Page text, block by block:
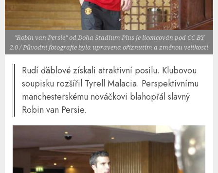
"Robin van Persie" od Doha Stadium Plus je licencován pod CC BY
2.0 / Původní fotografie byla upravena oříznutím a změnou velikosti
Rudí ďáblové získali atraktivní posilu. Klubovou
soupisku rozšířil Tyrell Malacia. Perspektivnímu
manchesterskému nováčkovi blahopřál slavný
Robin van Persie.